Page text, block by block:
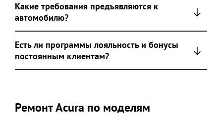
Какие требования предъявляются к
автомобилю?
Есть ли программы лояльность и бонусы
постоянным клиентам?
Ремонт Acura по моделям